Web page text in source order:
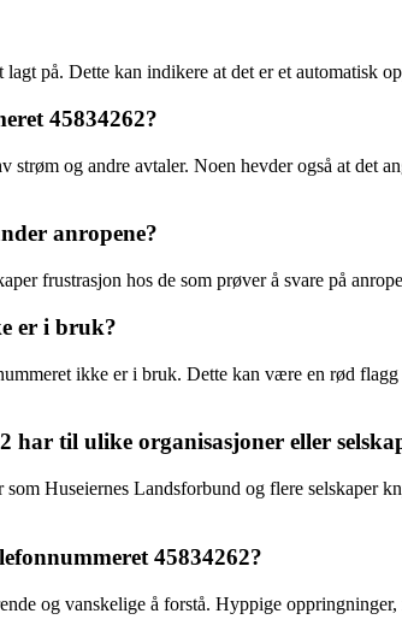
på. Dette kan indikere at det er et automatisk
45834262?
og andre avtaler. Noen hevder også at det
anropene?
frustrasjon hos de som prøver å svare på
er i bruk?
ikke er i bruk. Dette kan være en rød
har til ulike organisasjoner eller
Huseiernes Landsforbund og flere
45834262?
og vanskelige å forstå. Hyppige